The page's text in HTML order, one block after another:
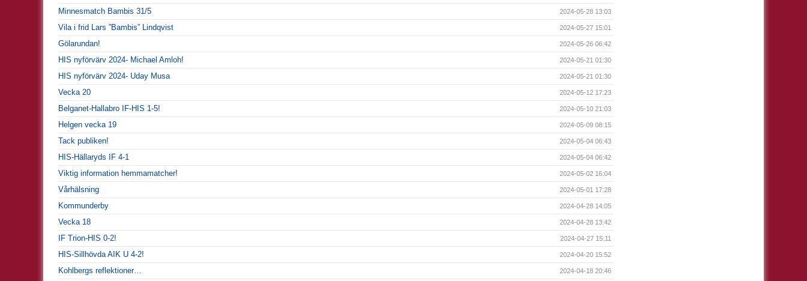
Minnesmatch Bambis 31/5 2024-05-28 13:03
Vila i frid Lars ”Bambis” Lindqvist 2024-05-27 15:01
Gölarundan! 2024-05-26 06:42
HIS nyförvärv 2024- Michael Amloh! 2024-05-21 01:30
HIS nyförvärv 2024- Uday Musa 2024-05-21 01:30
Vecka 20 2024-05-12 17:23
Belganet-Hallabro IF-HIS 1-5! 2024-05-10 21:03
Helgen vecka 19 2024-05-09 08:15
Tack publiken! 2024-05-04 06:43
HIS-Hällaryds IF 4-1 2024-05-04 06:42
Viktig information hemmamatcher! 2024-05-02 16:04
Vårhälsning 2024-05-01 17:28
Kommunderby 2024-04-28 14:05
Vecka 18 2024-04-28 13:42
IF Trion-HIS 0-2! 2024-04-27 15:11
HIS-Sillhövda AIK U 4-2! 2024-04-20 15:52
Kohlbergs reflektioner… 2024-04-18 20:46